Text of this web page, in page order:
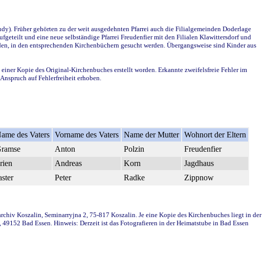
Früher gehörten zu der weit ausgedehnten Pfarrei auch die Filialgemeinden Doderlage
und eine neue selbständige Pfarrei Freudenfier mit den Filialen Klawittersdorf und
den entsprechenden Kirchenbüchern gesucht werden. Übergangsweise sind Kinder aus
Kopie des Original-Kirchenbuches erstellt worden. Erkannte zweifelsfreie Fehler im
auf Fehlerfreiheit erhoben.
des Vaters Vorname des Vaters Name der Mutter Wohnort der Eltern
Anton Polzin
Freudenfier
Andreas Korn
Jagdhaus
Peter Radke Zippnow
Koszalin, Seminarryjna 2, 75-817 Koszalin. Je eine Kopie des Kirchenbuches liegt in der
Bad Essen. Hinweis: Derzeit ist das Fotografieren in der Heimatstube in Bad Essen